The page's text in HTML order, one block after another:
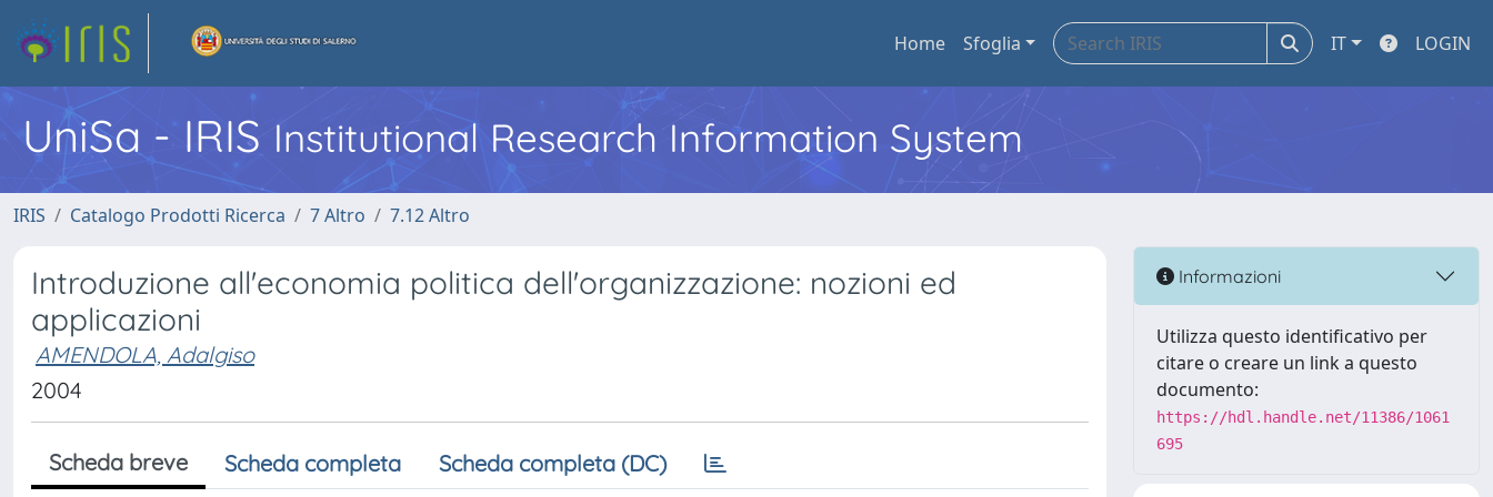
Home Sfoglia IT LOGIN
UniSa - IRIS Institutional Research Information System
IRIS Catalogo Prodotti Ricerca 7 Altro 7.12 Altro
Introduzione all'economia politica dell'organizzazione: nozioni ed
applicazioni
AMENDOLA, Adalgiso
2004
Scheda breve Scheda completa Scheda completa (DC)
Informazioni
Utilizza questo identificativo per
citare o creare un link a questo
documento:
https://hdl.handle.net/11386/1061
695